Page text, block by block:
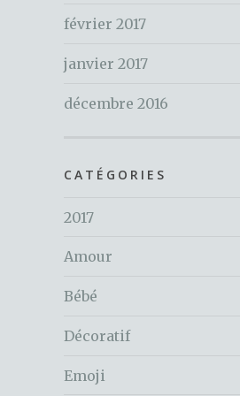
février 2017
janvier 2017
décembre 2016
CATÉGORIES
2017
Amour
Bébé
Décoratif
Emoji